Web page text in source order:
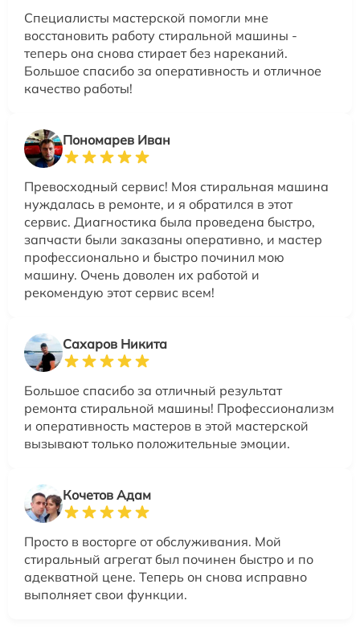
Специалисты мастерской помогли мне
восстановить работу стиральной машины -
теперь она снова стирает без нареканий.
Большое спасибо за оперативность и отличное
качество работы!
Пономарев Иван
Превосходный сервис! Моя стиральная машина
нуждалась в ремонте, и я обратился в этот
сервис. Диагностика была проведена быстро,
запчасти были заказаны оперативно, и мастер
профессионально и быстро починил мою
машину. Очень доволен их работой и
рекомендую этот сервис всем!
Сахаров Никита
Большое спасибо за отличный результат
ремонта стиральной машины! Профессионализм
и оперативность мастеров в этой мастерской
вызывают только положительные эмоции.
Кочетов Адам
Просто в восторге от обслуживания. Мой
стиральный агрегат был починен быстро и по
адекватной цене. Теперь он снова исправно
выполняет свои функции.